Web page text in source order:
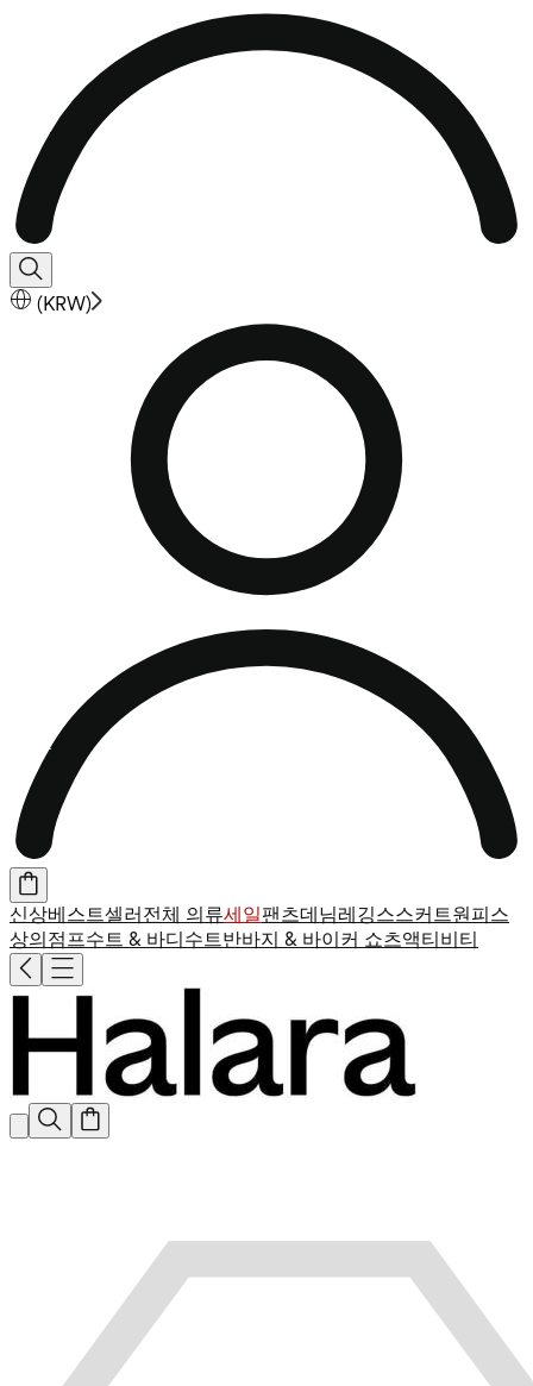
(KRW)
신상베스트셀러 전체 의류세일팬츠데님레깅스스커트원피스
상의 점프수트 & 바디수트반바지 & 바이커 쇼츠액티비티